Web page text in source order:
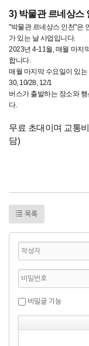
3) 박물관 르네상스
"박물관 르네상스 인천"은
가 있는 날 사업입니다.
2023년 4-11 월 매월 마지
합니다.
매월 마지막 수요일이 있는
30, 10/28, 12/1
버스가 출발하는 장소와행
다.
무료 초대이며 교통
담)
목록
비밀글 기능